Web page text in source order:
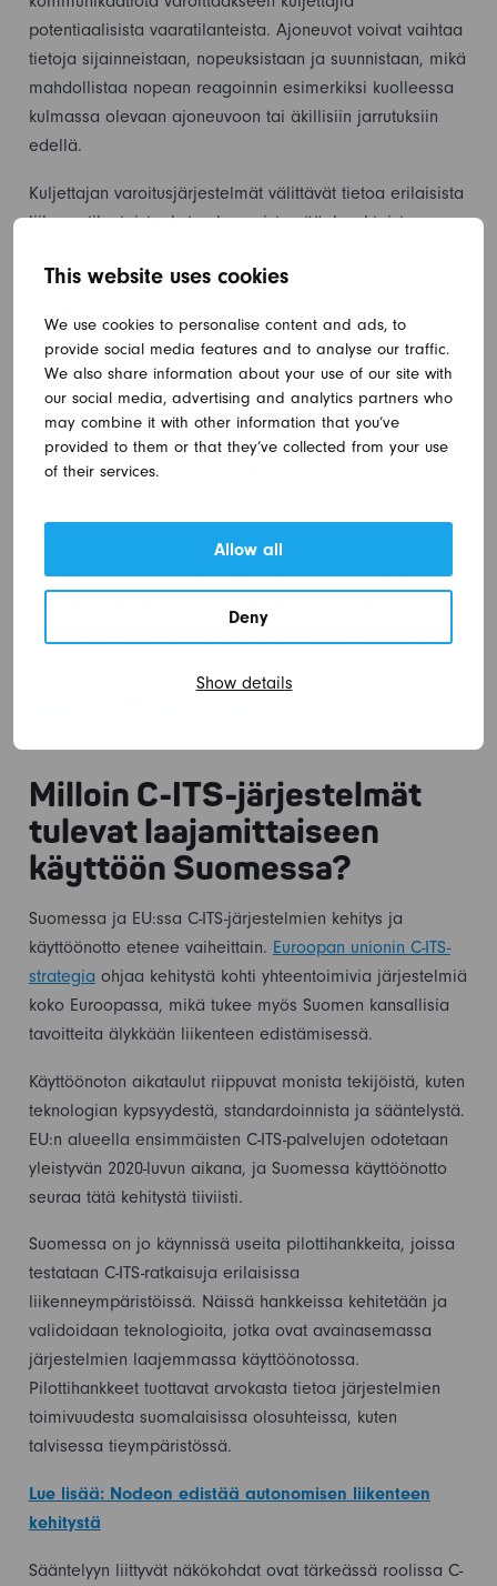
This website uses cookies
We use cookies to personalise content and ads, to
provide social media features and to analyse our traffic.
We also share information about your use of our site with
our social media, advertising and analytics partners who
may combine it with other information that you’ve
provided to them or that they’ve collected from your use
of their services.
Allow all
Deny
Show details
kommunikaatiota varoittaakseen kuljettajia
potentiaalisista vaaratilanteista. Ajoneuvot voivat vaihtaa
tietoja sijainneistaan, nopeuksistaan ja suunnistaan, mikä
mahdollistaa nopean reagoinnin esimerkiksi kuolleessa
kulmassa olevaan ajoneuvoon tai äkillisiin jarrutuksiin
edellä.
Kuljettajan varoitusjärjestelmät välittävät tietoa erilaisista
varoittaa reaaliajassa esimerkiksi väärään suuntaan
vaarallisista tieosuuksista.
Reaaliaikaisen liikennetiedon jakaminen ajoneuvojen
välillä tuo merkittäviä parannuksia turvallisuudelle. Kun
tieto esimerkiksi yllättävästä jäisestä tienpinnasta välittyy
muille tienkäyttäjille, he voivat sopeuttaa ajonopeuttaan
Liikennevalo-ohjatuissa risteyksissä C-ITS-ratkaisut voivat
varoittaa punaisia päin ajamisesta tai välittää tietoa
lähestyvistä hälytysajoneuvoista. Tämä parantaa
turvallisuutta kriittisissä risteyskohdissa, joissa tapahtuu
Milloin C-ITS-järjestelmät
tulevat laajamittaiseen
käyttöön Suomessa?
Suomessa ja EU:ssa C-ITS-järjestelmien kehitys ja
käyttöönotto etenee vaiheittain. Euroopan unionin C-ITS-
strategia ohjaa kehitystä kohti yhteentoimivia järjestelmiä
koko Euroopassa, mikä tukee myös Suomen kansallisia
tavoitteita älykkään liikenteen edistämisessä.
Käyttöönoton aikataulut riippuvat monista tekijöistä, kuten
teknologian kypsyydestä, standardoinnista ja sääntelystä.
EU:n alueella ensimmäisten C-ITS-palvelujen odotetaan
yleistyvän 2020-luvun aikana, ja Suomessa käyttöönotto
seuraa tätä kehitystä tiiviisti.
Suomessa on jo käynnissä useita pilottihankkeita, joissa
testataan C-ITS-ratkaisuja erilaisissa
liikenneympäristöissä. Näissä hankkeissa kehitetään ja
validoidaan teknologioita, jotka ovat avainasemassa
järjestelmien laajemmassa käyttöönotossa.
Pilottihankkeet tuottavat arvokasta tietoa järjestelmien
toimivuudesta suomalaisissa olosuhteissa, kuten
talvisessa tieympäristössä.
Lue lisää: Nodeon edistää autonomisen liikenteen
kehitystä
Sääntelyyn liittyvät näkökohdat ovat tärkeässä roolissa C-